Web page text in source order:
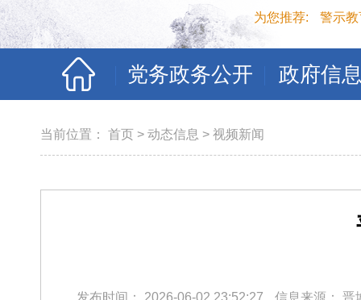
为您推荐: 警示教
党务政务公开 政府信
当前位置： 首页 > 动态信息 > 视频新闻
发布时间： 2026-06-02 23:52:27 信息来源： 晋